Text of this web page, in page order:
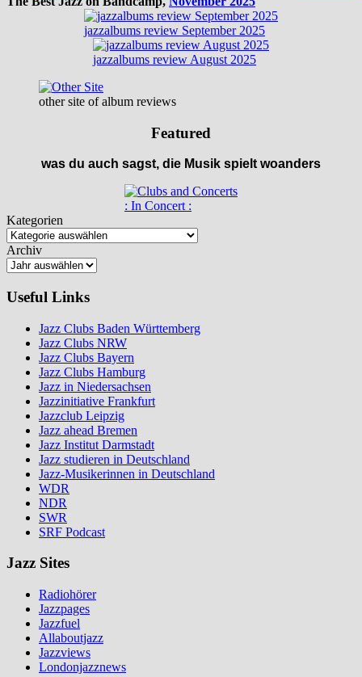
jazzalbums review September 2025
jazzalbums review August 2025
other site of album reviews
Featured
was du auch sagst, die Musik spielt woanders
: In Concert :
Kategorien
Archiv
Useful Links
Jazz Clubs Baden Württemberg
Jazz Clubs NRW
Jazz Clubs Bayern
Jazz Clubs Hamburg
Jazz in Niedersachsen
Jazzinitiative Frankfurt
Jazzclub Leipzig
Jazz ahead Bremen
Jazz Institut Darmstadt
Jazz studieren in Deutschland
Jazz-Musikerinnen in Deutschland
WDR
NDR
SWR
SRF Podcast
Jazz Sites
Radiohörer
Jazzpages
Jazzfuel
Allaboutjazz
Jazzviews
Londonjazznews